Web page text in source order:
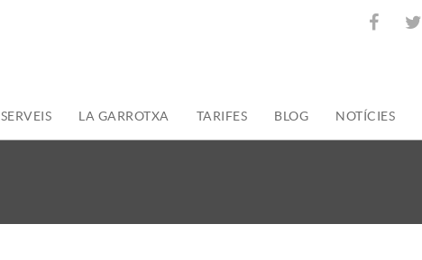
SERVEIS LA GARROTXA TARIFES BLOG NOTÍCIES